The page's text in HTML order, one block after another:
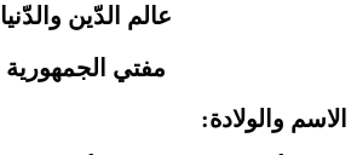
عالم الدّين والدّنيا
مفتي الجمهورية
الاسم والولادة: